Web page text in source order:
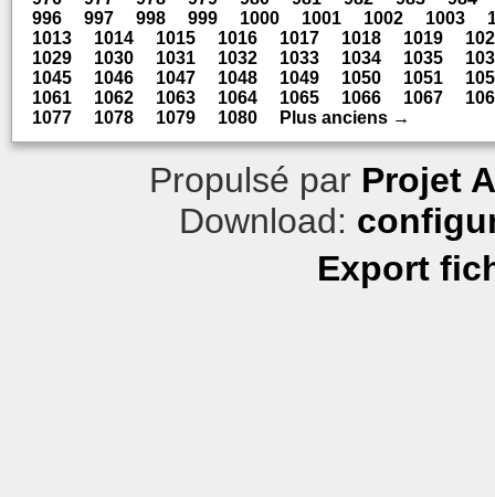
996
997 998 999 1000 1001 1002 1003
1013
1014 1015 1016 1017 1018 1019
1029
1030 1031 1032 1033 1034 1035
1045
1046 1047 1048 1049 1050 1051
1061
1062 1063 1064 1065 1066 1067
1077
1078 1079 1080 Plus anciens →
Propulsé par Projet
Download:
Export